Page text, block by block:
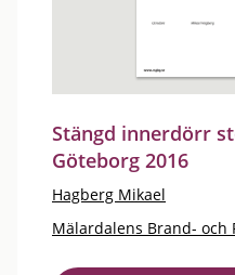
Stängd innerdörr
Göteborg 2016
Hagberg Mikael
Mälardalens Brand-